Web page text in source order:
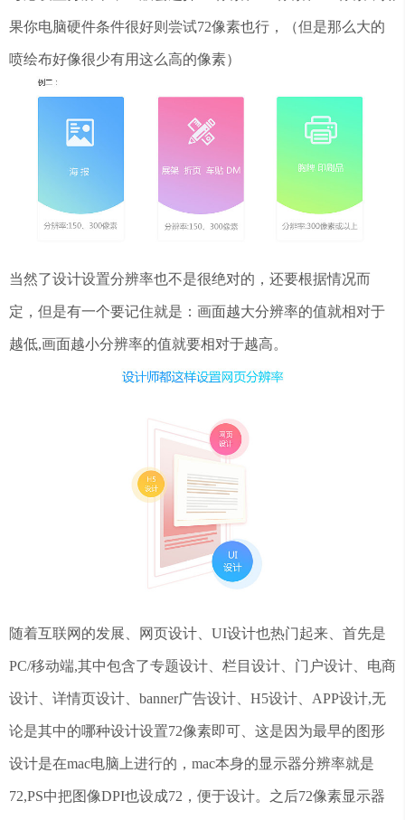
果你电脑硬件条件很好则尝试72像素也行，（但是那么大的
喷绘布好像很少有用这么高的像素）
当然了设计设置分辨率也不是很绝对的，还要根据情况而
定，但是有一个要记住就是：画面越大分辨率的值就相对于
越低,画面越小分辨率的值就要相对于越高。
随着互联网的发展、网页设计、UI设计也热门起来、首先是
PC/移动端,其中包含了专题设计、栏目设计、门户设计、电商
设计、详情页设计、banner广告设计、H5设计、APP设计,无
论是其中的哪种设计设置72像素即可、这是因为最早的图形
设计是在mac电脑上进行的，mac本身的显示器分辨率就是
72,PS中把图像DPI也设成72，便于设计。之后72像素显示器